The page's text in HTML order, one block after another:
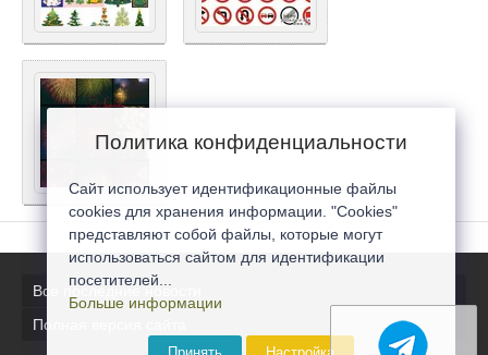
Все последние новости
Полная версия сайта
Политика конфиденциальности
Сайт использует идентификационные файлы
cookies для хранения информации. "Cookies"
представляют собой файлы, которые могут
использоваться сайтом для идентификации
посетителей...
Больше информации